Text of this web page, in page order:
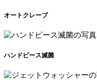
オートクレーブ
ハンドピース滅菌